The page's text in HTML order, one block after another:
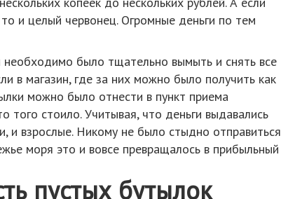
и целый червонец. Огромные деньги по тем
было тщательно вымыть и снять все
в магазин, где за них можно было получить как
можно было отнести в пункт приема
того стоило. Учитывая, что деньги выдавались
и взрослые. Никому не было стыдно отправиться
моря это и вовсе превращалось в прибыльный
пустых бутылок